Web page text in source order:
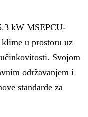
kW MSEPCU-
u prostoru uz
Svojom
održavanjem i
standarde za